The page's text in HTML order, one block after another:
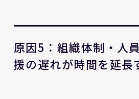
原因5：組織体制・人
援の遅れが時間を延長